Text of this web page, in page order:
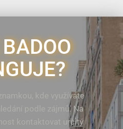
kde využíváte
podle zájmů. Na
kontaktovat určitý